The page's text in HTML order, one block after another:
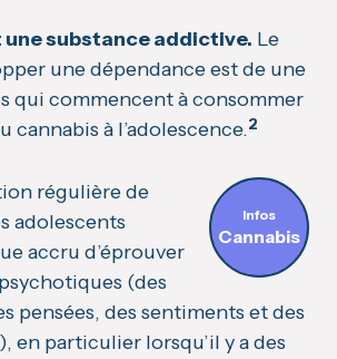
une substance addictive. Le
une dépendance est de une
qui commencent à consommer
cannabis à l’adolescence.2
Infos
Cannabis
régulière de
adolescents
accru d’éprouver
(des
pensées, des sentiments et des
en particulier lorsqu’il y a des